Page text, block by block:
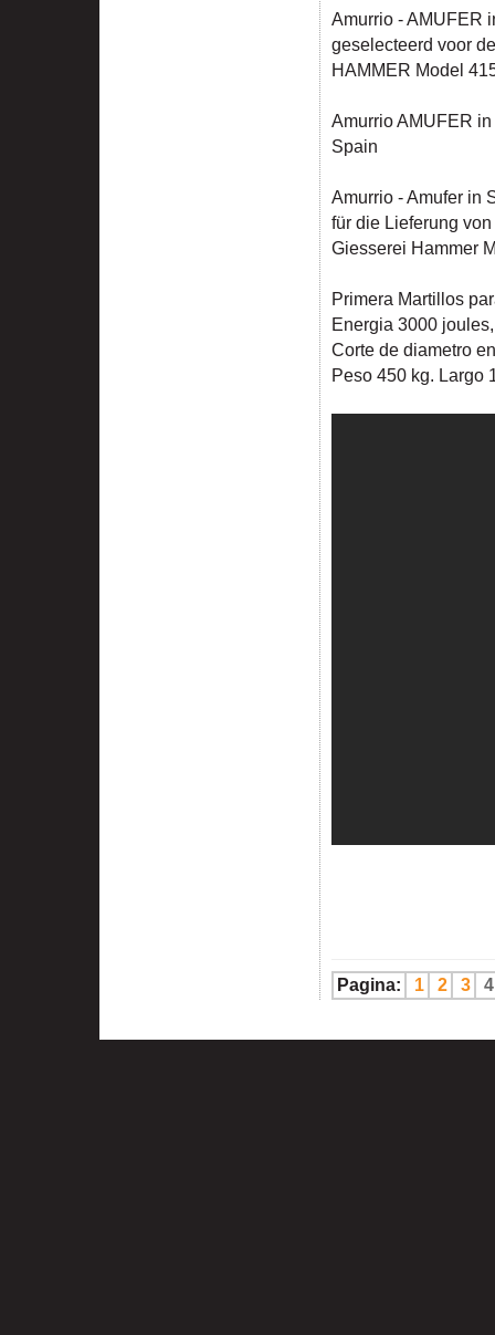
Amurrio - AMUFER
geselecteerd voor
HAMMER Model
Amurrio AMUFER
Spain
Amurrio - Amufer in
für die Lieferung
Giesserei Hammer
Primera Martillos
Energia 3000
Corte de diametro
Peso 450 kg. Largo
Pagina: 1 2 3 4